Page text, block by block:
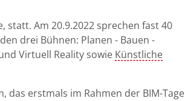
statt. Am 20.9.2022 sprechen fast 40
drei Bühnen: Planen - Bauen -
Virtuell Reality sowie Künstliche
erstmals im Rahmen der BIM-Tage